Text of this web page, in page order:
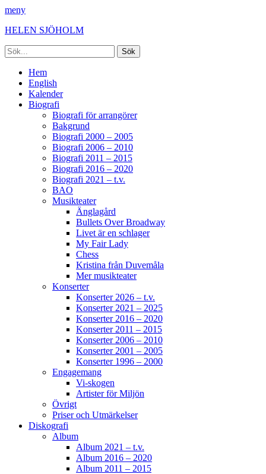
meny
HELEN SJÖHOLM
Sök
efter:
[label]
Primär
meny
Hoppa
innehåll
Hem
English
Kalender
Biografi
Biografi för arrangörer
Bakgrund
Biografi 2000 – 2005
Biografi 2006 – 2010
Biografi 2011 – 2015
Biografi 2016 – 2020
Biografi 2021 – t.v.
BAO
Musikteater
Änglagård
Bullets Over Broadway
Livet är en schlager
My Fair Lady
Chess
Kristina från Duvemåla
Mer musikteater
Konserter
Konserter 2026 – t.v.
Konserter 2021 – 2025
Konserter 2016 – 2020
Konserter 2011 – 2015
Konserter 2006 – 2010
Konserter 2001 – 2005
Konserter 1996 – 2000
Engagemang
Vi-skogen
Artister för Miljön
Övrigt
Priser och Utmärkelser
Diskografi
Album
Album 2021 – t.v.
Album 2016 – 2020
Album 2011 – 2015